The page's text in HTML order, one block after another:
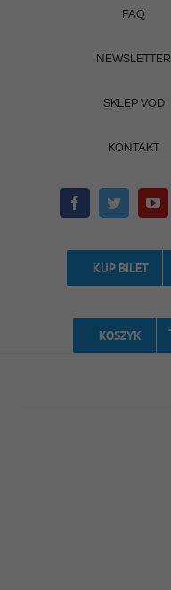
FAQ
NEWSLETTER
SKLEP VOD
KONTAKT
KUP BILET
KOSZYK